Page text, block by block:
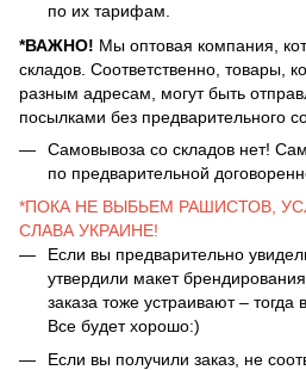
по их тарифам.
*ВАЖНО! Мы оптовая компания,
складов. Соответственно, товары,
разным адресам, могут быть
посылками без предварительного
Самовывоза со складов нет!
по предварительной
*ПОКА НЕ ВЫБЬЕМ РАШИСТОВ,
СЛАВА УКРАИНЕ!
Если вы предварительно
утвердили макет
заказа тоже устраивают – тогда
Все будет хорошо:)
Если вы получили заказ, не